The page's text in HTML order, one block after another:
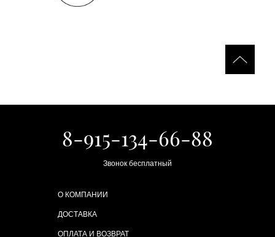
8-915-134-66-88
Звонок бесплатный
О КОМПАНИИ
ДОСТАВКА
ОПЛАТА И ВОЗВРАТ